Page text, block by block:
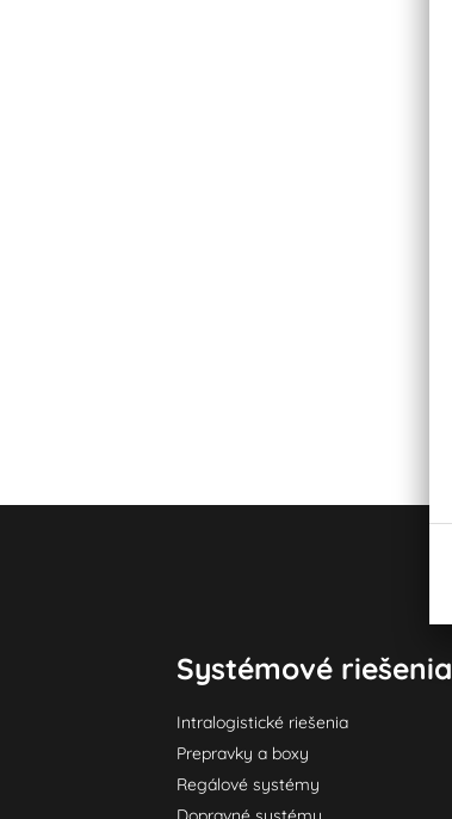
Systémové riešenia
Intralogistické riešenia
Prepravky a boxy
Regálové systémy